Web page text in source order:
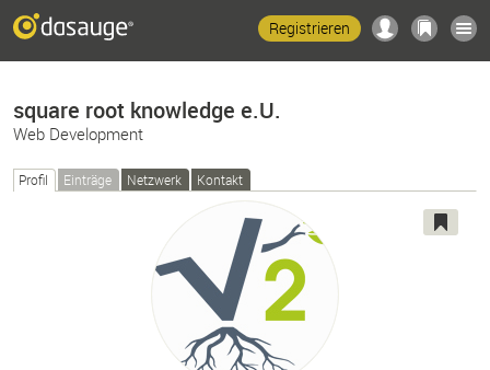
Registrieren
square root knowledge e.U.
Web Development
Profil Einträge Netzwerk Kontakt